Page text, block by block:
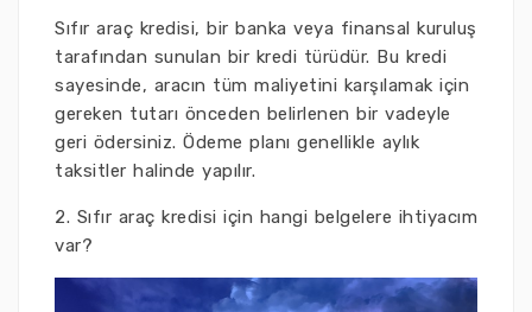
Sıfır araç kredisi, bir banka veya finansal kuruluş
tarafından sunulan bir kredi türüdür. Bu kredi
sayesinde, aracın tüm maliyetini karşılamak için
gereken tutarı önceden belirlenen bir vadeyle
geri ödersiniz. Ödeme planı genellikle aylık
taksitler halinde yapılır.
2. Sıfır araç kredisi için hangi belgelere ihtiyacım
var?